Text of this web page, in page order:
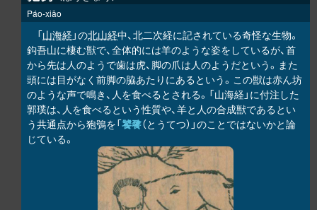
Páo-xiāo
「山海経 」の北山経中、北二次経に記されている奇怪な生物。
鈎吾山に棲む獣で、全体的には羊のような姿をしているが、首
から先は人のようで歯は虎、脚の爪は人のようだという。また
頭には目がなく前脚の脇あたりにあるという。この獣は赤ん坊
のような声で鳴き、人を食べるとされる。「山海経」に付注した
郭璞は、人を食べるという性質や、羊と人の合成獣であるとい
う共通点から狍鴞を「饕餮（とうてつ）」のことではないかと論
じている。